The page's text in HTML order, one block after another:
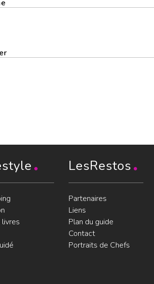
livres
LesRestos
Partenaires
Liens
Plan du guide
Contact
Portraits de Chefs